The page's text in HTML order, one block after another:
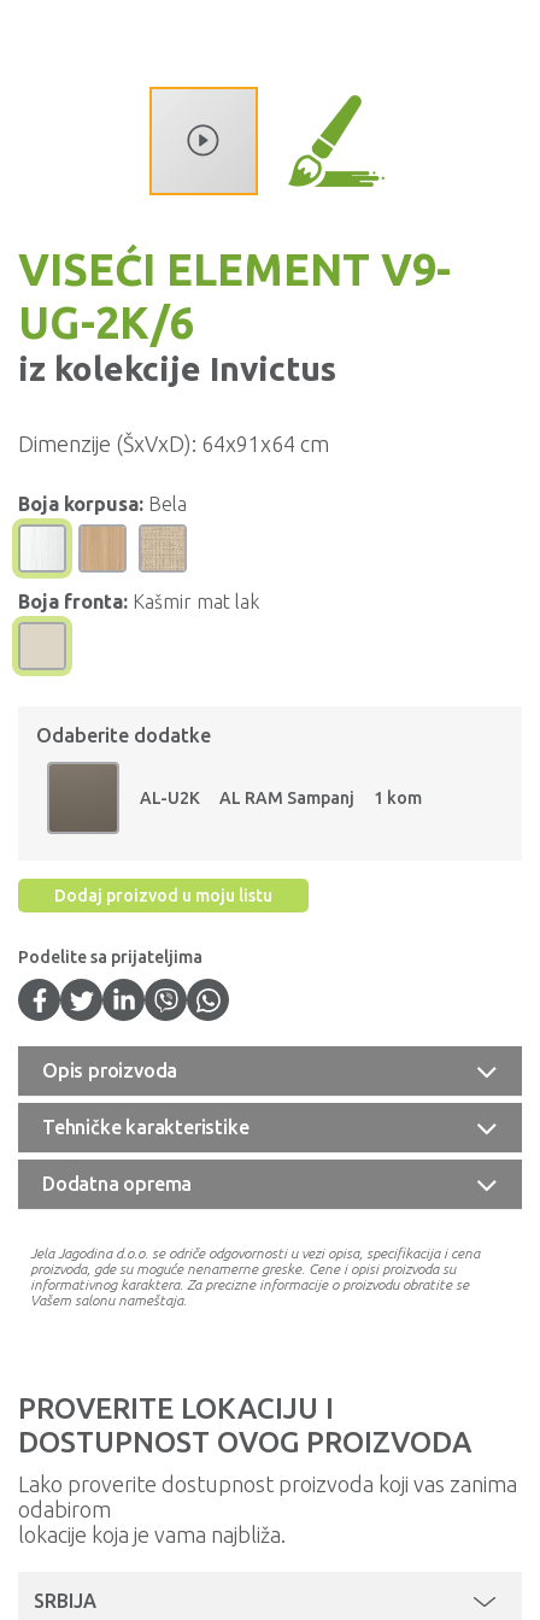
VISEĆI ELEMENT V9-
UG-2K/6
iz kolekcije Invictus
Dimenzije (ŠxVxD): 64x91x64 cm
Boja korpusa: Bela
Boja fronta: Kašmir mat lak
Odaberite dodatke
AL-U2K AL RAM Sampanj 1 kom
Dodaj proizvod u moju listu
Podelite sa prijateljima
Opis proizvoda
Tehničke karakteristike
Dodatna oprema
Jela Jagodina d.o.o. se odriče odgovornosti u vezi opisa, specifikacija i cena
proizvoda, gde su moguće nenamerne greske. Cene i opisi proizvoda su
informativnog karaktera. Za precizne informacije o proizvodu obratite se
Vašem salonu nameštaja.
PROVERITE LOKACIJU I
DOSTUPNOST OVOG PROIZVODA
Lako proverite dostupnost proizvoda koji vas zanima
odabirom
lokacije koja je vama najbliža.
SRBIJA